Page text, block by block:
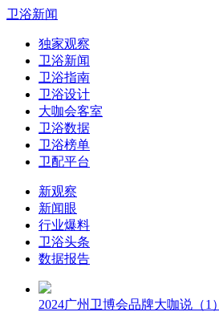
卫浴新闻
独家观察
卫浴新闻
卫浴指南
卫浴设计
大咖会客室
卫浴数据
卫浴榜单
卫配平台
新观察
新闻眼
行业爆料
卫浴头条
数据报告
2024广州卫博会品牌大咖说（1）